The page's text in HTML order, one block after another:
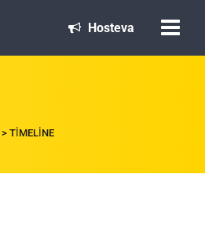
Hosteva
> TIMELINE